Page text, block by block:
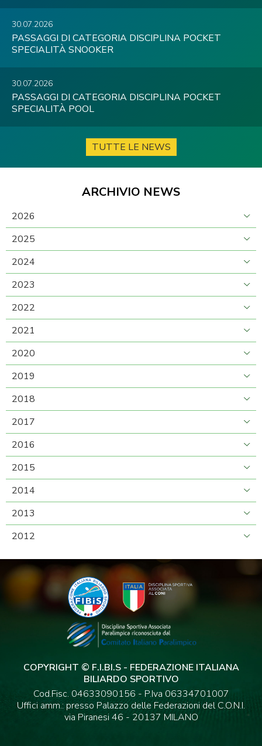
30.07.2026
PASSAGGI DI CATEGORIA DISCIPLINA POCKET
SPECIALITÀ SNOOKER
30.07.2026
PASSAGGI DI CATEGORIA DISCIPLINA POCKET
SPECIALITÀ POOL
TUTTE LE NEWS
ARCHIVIO NEWS
2026
2025
2024
2023
2022
2021
2020
2019
2018
2017
2016
2015
2014
2013
2012
COPYRIGHT © F.I.BI.S - FEDERAZIONE ITALIANA
BILIARDO SPORTIVO
Cod.Fisc. 04633090156 - P.Iva 06334701007
Uffici amm.: presso Palazzo delle Federazioni del C.O.N.I.
via Piranesi 46 - 20137 MILANO